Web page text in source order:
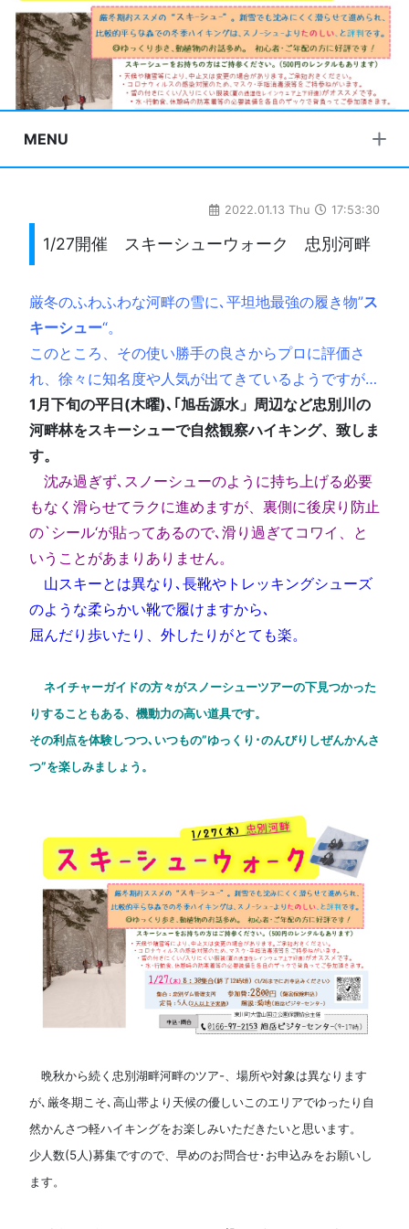
MENU
2022.01.13 Thu 17:53:30
1/27開催 スキーシューウォーク 忠別河畔
厳冬のふわふわな河畔の雪に､平坦地最強の履き物”ス
キーシュー“。
このところ、その使い勝手の良さからプロに評価さ
れ、徐々に知名度や人気が出てきているようですが…
1月下旬の平日(木曜)､｢旭岳源水」周辺など忠別川の
河畔林をスキーシューで自然観察ハイキング、致しま
す。
沈み過ぎず､スノーシューのように持ち上げる必要
もなく滑らせてラクに進めますが、裏側に後戻り防止
の`シール‘が貼ってあるので､滑り過ぎてコワイ、と
いうことがあまりありません。
山スキーとは異なり､長靴やトレッキングシューズ
のような柔らかい靴で履けますから､
屈んだり歩いたり、外したりがとても楽。
ネイチャーガイドの方々がスノーシューツアーの下見つかった
りすることもある、機動力の高い道具です。
その利点を体験しつつ､いつもの”ゆっくり･のんびりしぜんかんさ
つ”を楽しみましょう。
晩秋から続く忠別湖畔河畔のツア-、場所や対象は異なります
が､厳冬期こそ､高山帯より天候の優しいこのエリアでゆったり自
然かんさつ軽ハイキングをお楽しみいただきたいと思います。
少人数(5人)募集ですので、早めのお問合せ･お申込みをお願いし
ます。